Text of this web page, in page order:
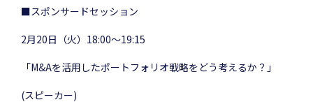
■スポンサードセッション
2月20日（火）18:00〜19:15
「M&Aを活用したポートフォリオ戦略をどう考えるか？」
(スピーカー)